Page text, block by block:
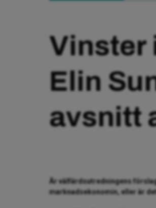
Vinster
Elin
avsnitt
Är välfärdsutredningens
marknadsekonomin, eller är